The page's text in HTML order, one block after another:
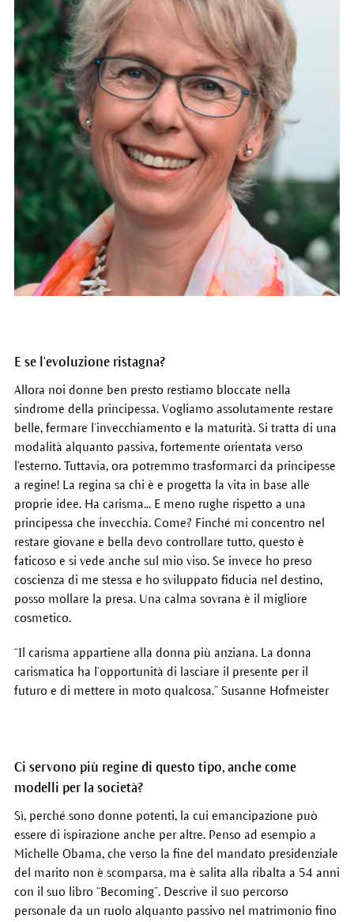
E se l'evoluzione ristagna?
Allora noi donne ben presto restiamo bloccate nella
sindrome della principessa. Vogliamo assolutamente restare
belle, fermare l’invecchiamento e la maturità. Si tratta di una
modalità alquanto passiva, fortemente orientata verso
l'esterno. Tuttavia, ora potremmo trasformarci da principesse
a regine! La regina sa chi è e progetta la vita in base alle
proprie idee. Ha carisma... E meno rughe rispetto a una
principessa che invecchia. Come? Finché mi concentro nel
restare giovane e bella devo controllare tutto, questo è
faticoso e si vede anche sul mio viso. Se invece ho preso
coscienza di me stessa e ho sviluppato fiducia nel destino,
posso mollare la presa. Una calma sovrana è il migliore
cosmetico.
“Il carisma appartiene alla donna più anziana. La donna
carismatica ha l’opportunità di lasciare il presente per il
futuro e di mettere in moto qualcosa.” Susanne Hofmeister
Ci servono più regine di questo tipo, anche come
modelli per la società?
Sì, perché sono donne potenti, la cui emancipazione può
essere di ispirazione anche per altre. Penso ad esempio a
Michelle Obama, che verso la fine del mandato presidenziale
del marito non è scomparsa, ma è salita alla ribalta a 54 anni
con il suo libro “Becoming”. Descrive il suo percorso
personale da un ruolo alquanto passivo nel matrimonio fino